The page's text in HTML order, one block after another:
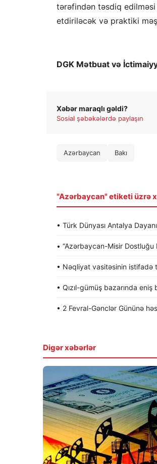
tərəfindən təsdiq
etdiriləcək və praktiki
DGK Mətbuat və
Xəbər maraqlı gəldi?
Sosial şəbəkələrdə paylaşın
Azərbaycan Bakı
"Azərbaycan" etiketi üzrə
• Türk Dünyası Antalya
• “Azərbaycan-Misir Dostluğu
• Nəqliyat vasitəsinin istifadə
• Qızıl-gümüş bazarında eniş
• 2 Fevral-Gənclər Gününə
Digər xəbərlər